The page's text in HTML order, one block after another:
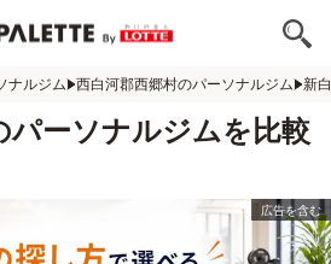
ナルジム 西白河郡西郷村のパーソナルジム 新
パーソナルジムを比較